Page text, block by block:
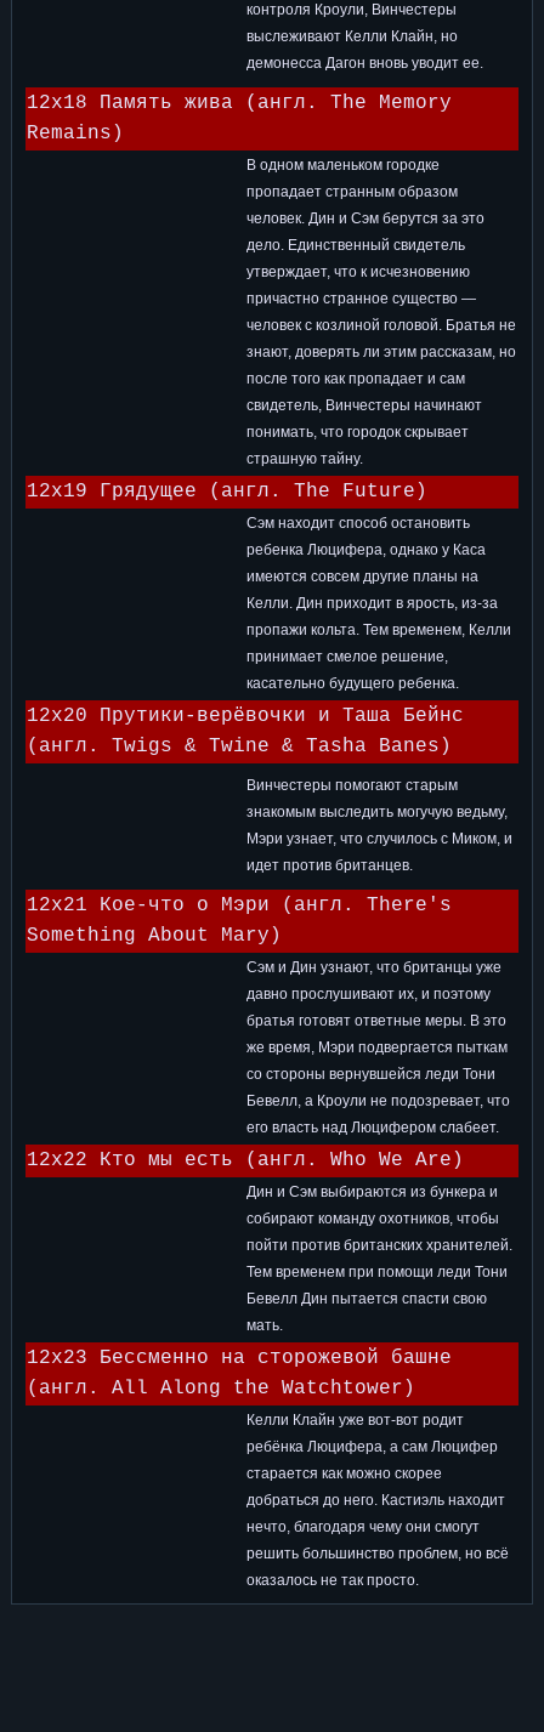
контроля Кроули, Винчестеры
выслеживают Келли Клайн, но
демонесса Дагон вновь уводит ее.
12x18 Память жива (англ. The Memory
Remains)
В одном маленьком городке
пропадает странным образом
человек. Дин и Сэм берутся за это
дело. Единственный свидетель
утверждает, что к исчезновению
причастно странное существо —
человек с козлиной головой. Братья не
знают, доверять ли этим рассказам, но
после того как пропадает и сам
свидетель, Винчестеры начинают
понимать, что городок скрывает
страшную тайну.
12x19 Грядущее (англ. The Future)
Сэм находит способ остановить
ребенка Люцифера, однако у Каса
имеются совсем другие планы на
Келли. Дин приходит в ярость, из-за
пропажи кольта. Тем временем, Келли
принимает смелое решение,
касательно будущего ребенка.
12x20 Прутики-верёвочки и Таша Бейнс
(англ. Twigs & Twine & Tasha Banes)
Винчестеры помогают старым
знакомым выследить могучую ведьму,
Мэри узнает, что случилось с Миком, и
идет против британцев.
12x21 Кое-что о Мэри (англ. There's
Something About Mary)
Сэм и Дин узнают, что британцы уже
давно прослушивают их, и поэтому
братья готовят ответные меры. В это
же время, Мэри подвергается пыткам
со стороны вернувшейся леди Тони
Бевелл, а Кроули не подозревает, что
его власть над Люцифером слабеет.
12x22 Кто мы есть (англ. Who We Are)
Дин и Сэм выбираются из бункера и
собирают команду охотников, чтобы
пойти против британских хранителей.
Тем временем при помощи леди Тони
Бевелл Дин пытается спасти свою
мать.
12x23 Бессменно на сторожевой башне
(англ. All Along the Watchtower)
Келли Клайн уже вот-вот родит
ребёнка Люцифера, а сам Люцифер
старается как можно скорее
добраться до него. Кастиэль находит
нечто, благодаря чему они смогут
решить большинство проблем, но всё
оказалось не так просто.